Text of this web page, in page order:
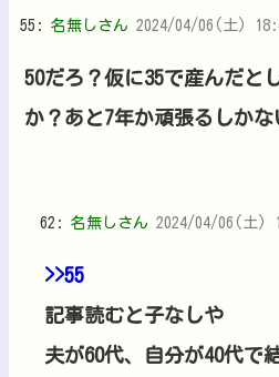
55: 名無しさん 2024/04/06(土)
50だろ？仮に35で産んだと
か？あと7年か頑張るしかな
62: 名無しさん 2024/04/06(土)
>>55
記事読むと子なしや
夫が60代、自分が40代で